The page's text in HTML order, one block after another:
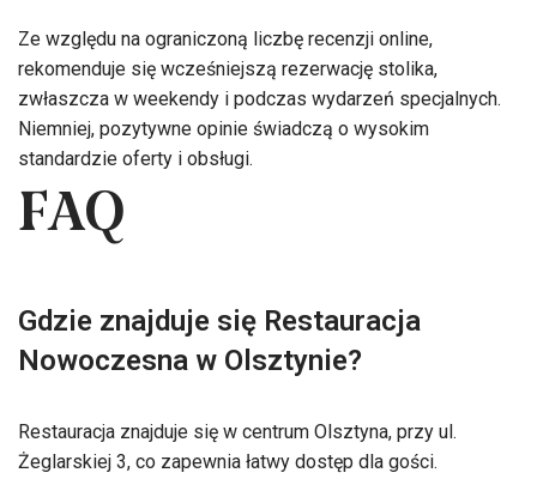
Ze względu na ograniczoną liczbę recenzji online,
rekomenduje się wcześniejszą rezerwację stolika,
zwłaszcza w weekendy i podczas wydarzeń specjalnych.
Niemniej, pozytywne opinie świadczą o wysokim
standardzie oferty i obsługi.
FAQ
Gdzie znajduje się Restauracja
Nowoczesna w Olsztynie?
Restauracja znajduje się w centrum Olsztyna, przy ul.
Żeglarskiej 3, co zapewnia łatwy dostęp dla gości.